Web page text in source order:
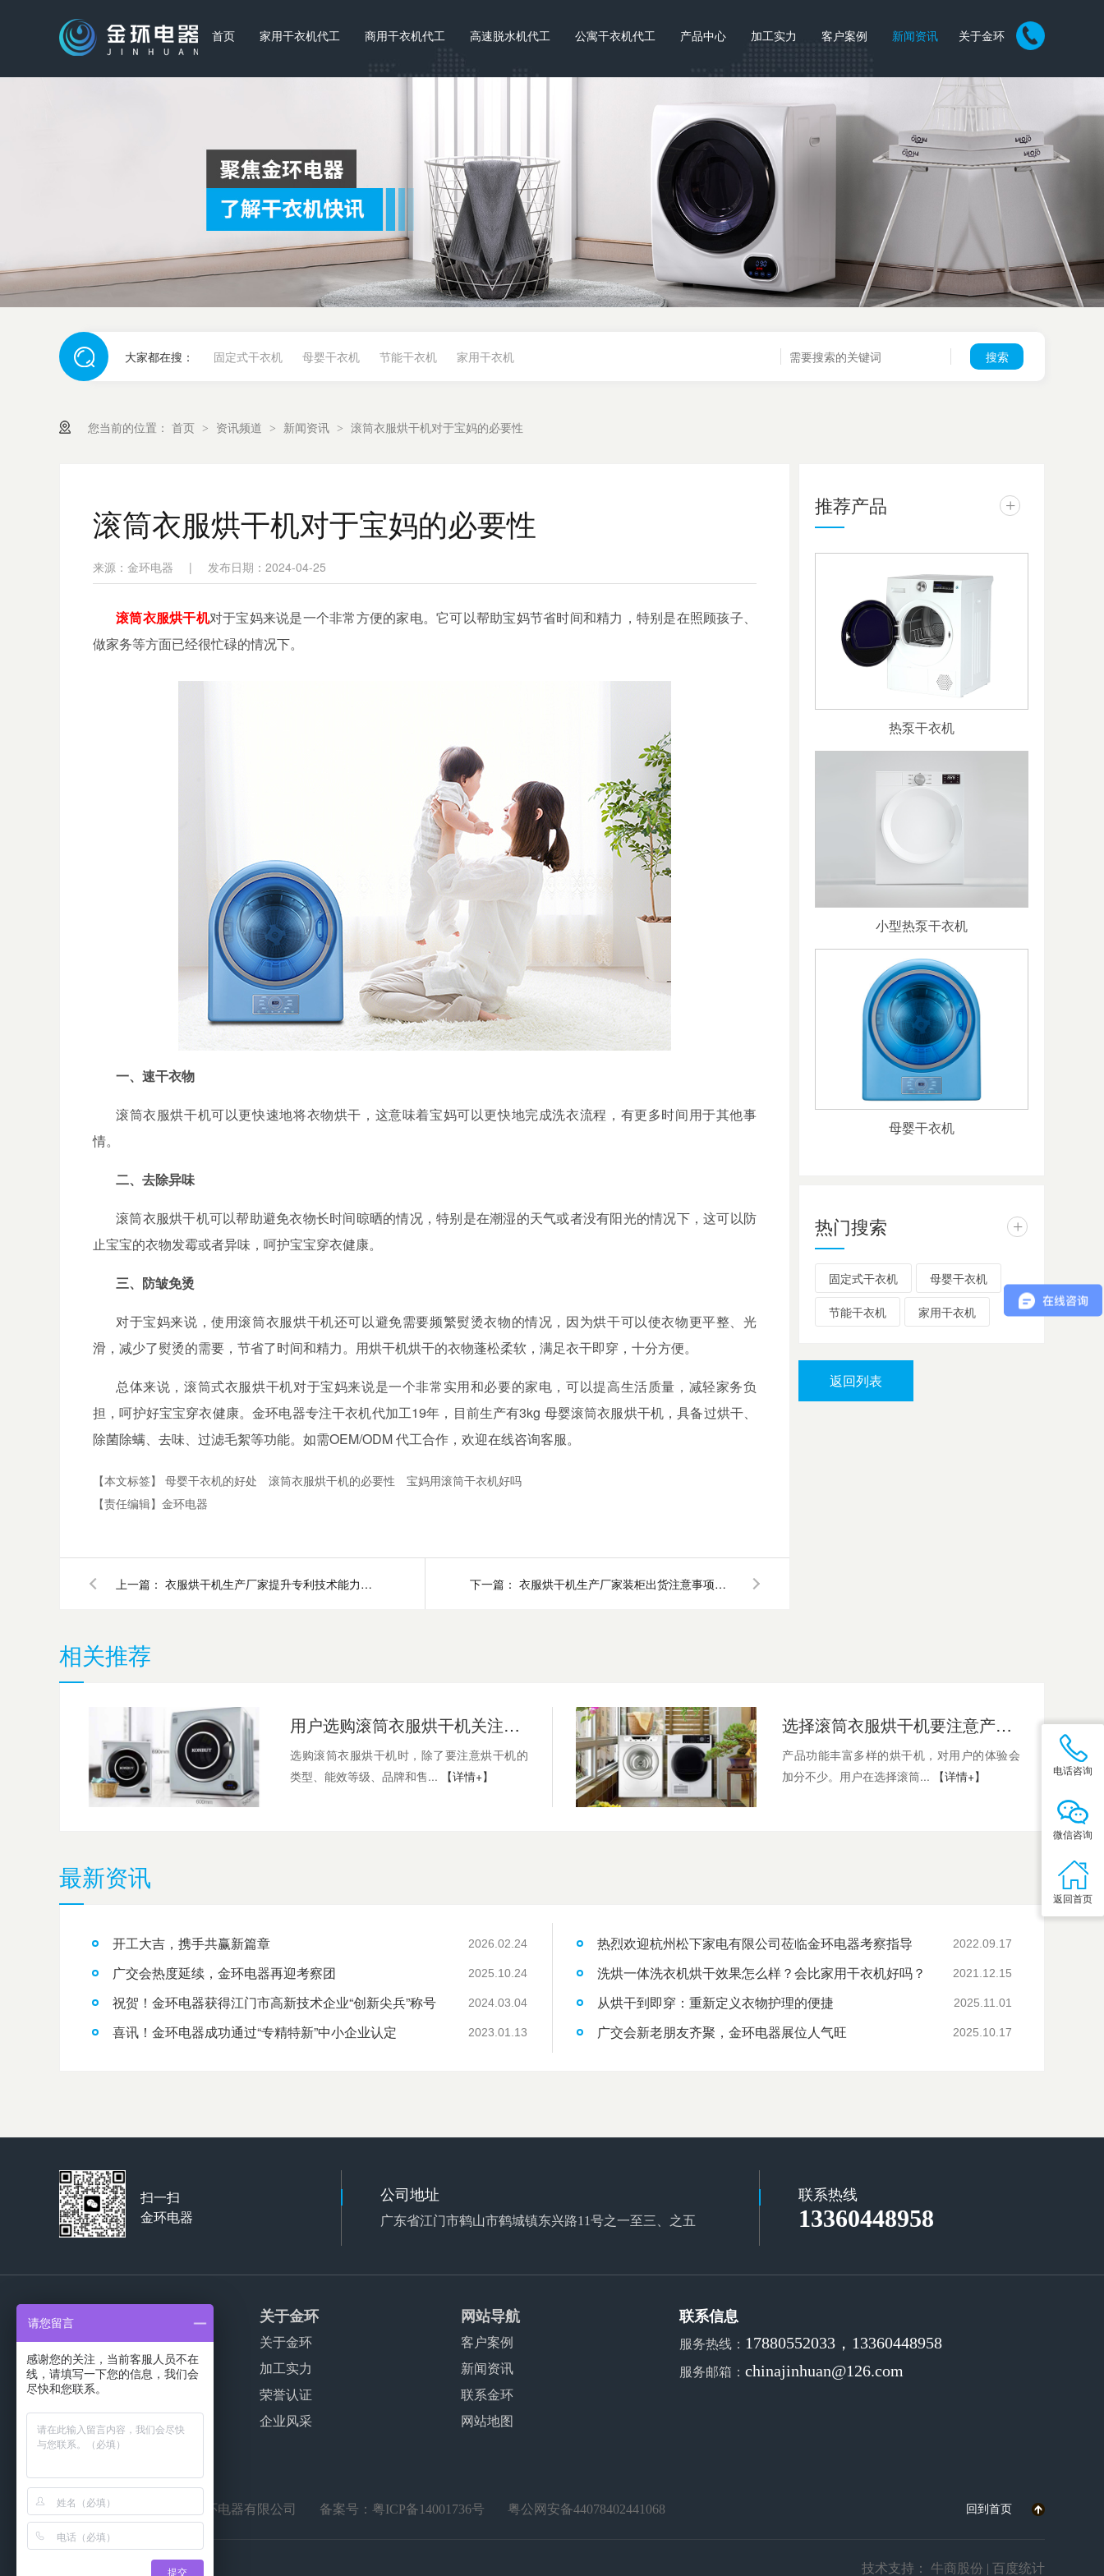
首页 家用干衣机代工 商用干衣机代工 高速脱水机代工 公寓干衣机代工 产品中心 加工实力 客户案例 新闻资讯 关于金环
大家都在搜： 固定式干衣机 母婴干衣机 节能干衣机 家用干衣机
您当前的位置： 首页 > 资讯频道 > 新闻资讯 > 滚筒衣服烘干机对于宝妈的必要性
滚筒衣服烘干机对于宝妈的必要性
来源：金环电器 | 发布日期：2024-04-25
滚筒衣服烘干机对于宝妈来说是一个非常方便的家电。它可以帮助宝妈节省时间和精力，特别是在照顾孩子、
做家务等方面已经很忙碌的情况下。
一、速干衣物
滚筒衣服烘干机可以更快速地将衣物烘干，这意味着宝妈可以更快地完成洗衣流程，有更多时间用于其他事
情。
二、去除异味
滚筒衣服烘干机可以帮助避免衣物长时间晾晒的情况，特别是在潮湿的天气或者没有阳光的情况下，这可以防
止宝宝的衣物发霉或者异味，呵护宝宝穿衣健康。
三、防皱免烫
对于宝妈来说，使用滚筒衣服烘干机还可以避免需要频繁熨烫衣物的情况，因为烘干可以使衣物更平整、光
滑，减少了熨烫的需要，节省了时间和精力。用烘干机烘干的衣物蓬松柔软，满足衣干即穿，十分方便。
总体来说，滚筒式衣服烘干机对于宝妈来说是一个非常实用和必要的家电，可以提高生活质量，减轻家务负
担，呵护好宝宝穿衣健康。金环电器专注干衣机代加工19年，目前生产有3kg 母婴滚筒衣服烘干机 ，具备过烘干、
除菌除螨、去味、过滤毛絮等功能。如需OEM/ODM代工合作，欢迎在线咨询客服。
【本文标签】 母婴干衣机的好处 滚筒衣服烘干机的必要性
宝妈用滚筒干衣机好吗
【责任编辑】 金环电器
上一篇： 衣服烘干机生产厂家提升专利技术能力的好处 下一篇： 衣服烘干机生产厂家装柜出货注意事项（下）
推荐产品 +
热泵干衣机
小型热泵干衣机
母婴干衣机
热门搜索 +
固定式干衣机 母婴干衣机
节能干衣机 家用干衣机
返回列表
相关推荐
用户选购滚筒衣服烘干机关注的产品功能
选购滚筒衣服烘干机时，除了要注意烘干机的
类型、能效等级、品牌和售...
【详情+】
选择滚筒衣服烘干机要注意产品哪些细节
产品功能丰富多样的烘干机，对用户的体验会
加分不少。用户在选择滚筒...
【详情+】
最新资讯
开工大吉，携手共赢新篇章 2026.02.24
广交会热度延续，金环电器再迎考察团 2025.10.24
祝贺！金环电器获得江门市高新技术企业“创新尖兵”称号 2024.03.04
喜讯！金环电器成功通过“专精特新”中小企业认定 2023.01.13
热烈欢迎杭州松下家电有限公司莅临金环电器考察指导 2022.09.17
洗烘一体洗衣机烘干效果怎么样？会比家用干衣机好吗？ 2021.12.15
从烘干到即穿：重新定义衣物护理的便捷 2025.11.01
广交会新老朋友齐聚，金环电器展位人气旺 2025.10.17
扫一扫
金环电器
公司地址
广东省江门市鹤山市鹤城镇东兴路11号之一至三、之五
联系热线
13360448958
产品服务
家用干衣机代工
商用干衣机代工
波轮洗衣机代工
关于金环
关于金环
加工实力
荣誉认证
企业风采
网站导航
客户案例
新闻资讯
联系金环
网站地图
联系信息
服务热线： 17880552033，13360448958
服务邮箱：chinajinhuan@126.com
© 2021-2038 江门市金环电器有限公司 备案号： 粤ICP备14001736号 粤公网安备44078402441068 回到首页
技术支持： 牛商股份 | 百度统计
电话咨询
微信咨询
返回首页
请您留言
感谢您的关注，当前客服人员不在
线，请填写一下您的信息，我们会
尽快和您联系。
提交